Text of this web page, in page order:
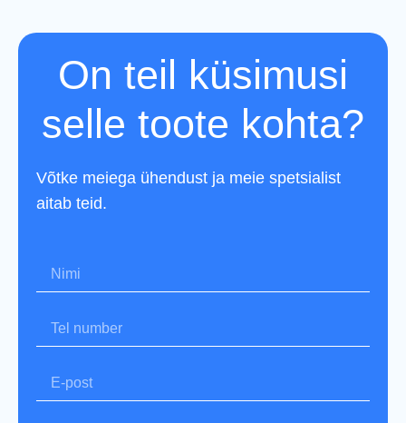
On teil küsimusi
selle toote kohta?
Võtke meiega ühendust ja meie spetsialist
aitab teid.